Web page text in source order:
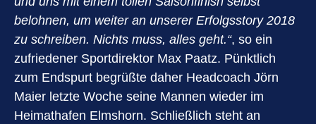
belohnen, um weiter an unserer Erfolgsstory 2018
zu schreiben. Nichts muss, alles geht.“, so ein
zufriedener Sportdirektor Max Paatz. Pünktlich
zum Endspurt begrüßte daher Headcoach Jörn
Maier letzte Woche seine Mannen wieder im
Heimathafen Elmshorn. Schließlich steht an